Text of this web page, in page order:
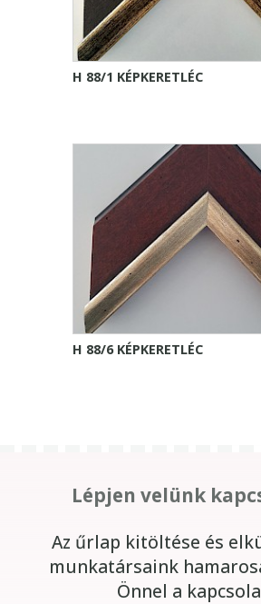
H 88/1 KÉPKERETLÉC
H 88/6 KÉPKERETLÉC
Lépjen velünk
Az űrlap kitöltése és
munkatársaink
Önnel a